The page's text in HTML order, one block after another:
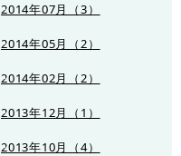
2014年07月（3）
2014年05月（2）
2014年02月（2）
2013年12月（1）
2013年10月（4）